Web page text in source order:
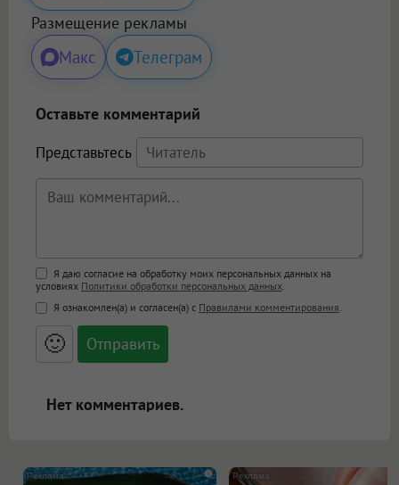
Размещение рекламы
Макс Телеграм
Оставьте комментарий
Представьтесь
Поддержка HTML
<b>, <strong>, <u>, <i>, <em>, <s>, <big>,
<small>, <sup>, <sub>, <pre>, <ul>, <ol>, <li>,
<blockquote>, <code> экранирует HTML,
адреса URL автоматически становятся
ссылками, и [img]адрес[/img] будет
Я даю согласие на обработку моих персональных данных на
условиях Политики обработки персональных данных.
Я ознакомлен(а) и согласен(а) с Правилами комментирования.
🙂
Нет комментариев.
i